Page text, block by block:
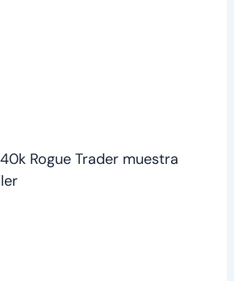
Rogue Trader muestra